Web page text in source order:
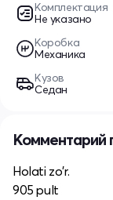
Комплектация
Не указано
Коробка
Механика
Кузов
Седан
Комментарий
Holati zo'r.
905 pult